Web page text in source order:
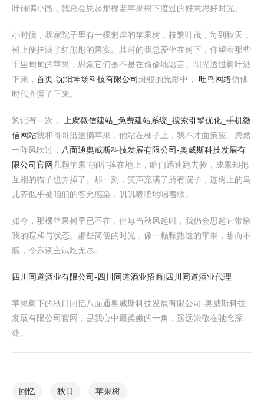
叶铺满小路，我总会思起那棵老苹果树下渡过的好意思好时光。
小时候，我家院子里有一棵魁岸的苹果树，枝繁叶茂，每到秋天，
树上便挂满了红彤彤的果实。其时的我总爱坐在树下，仰望着那些
千里甸甸的苹果，思象它们是不是在偷偷地语言。阳光透过树叶洒
下来， 首页-沈阳坤场科技有限公司斑驳的光影中， 旺鸟网络仿佛
时代齐慢了下来。
紧记有一次，
上虞微信建站_免费建站系统_搜索引擎优化_手机微
信网站我和哥哥沿途摘苹果，他站在梯子上，我不才面策应。忽然
一阵风吹过， 八面通奥威斯科技发展有限公司-奥威斯科技发展有
限公司官网 几颗苹果“啪嗒”掉在地上，咱们迅速跑去捡，成果却把
互相的帽子也弄掉了。那一刻，笑声充满了所有院子，连树上的鸟
儿齐似乎被咱们的答允感染，叽叽喳喳地唱着歌。
如今，那棵苹果树早已不在，但每当秋风起时，我仍会思起它带给
我的暄和与状态。那些简便的时光，像一颗颗熟透的苹果，甜而不
腻，令东谈主试吃无尽。
四川同道酒业有限公司-四川同道酒业招商|四川同道酒业代理
苹果树下的秋日回忆八面通奥威斯科技发展有限公司-奥威斯科技
发展有限公司官网，是我心中最柔嫩的一角，遥远崇敬在驰念深
处。
回忆 秋日 苹果树